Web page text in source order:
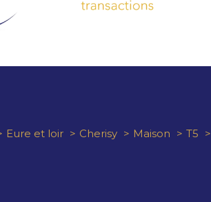
Eure et loir Cherisy Maison T5